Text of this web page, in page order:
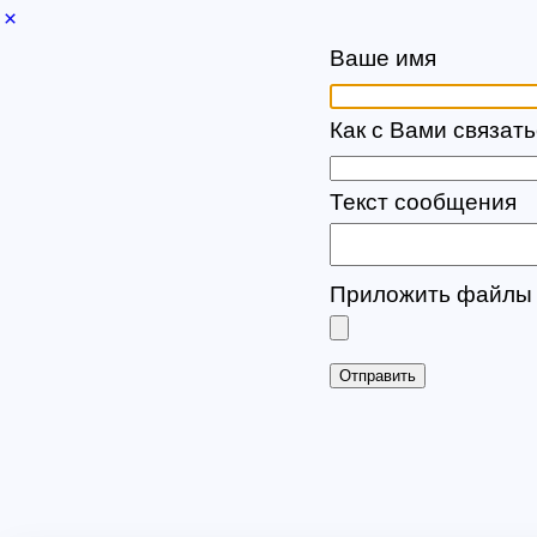
×
Ваше имя
Как с Вами
Текст сообщения
Приложить файлы